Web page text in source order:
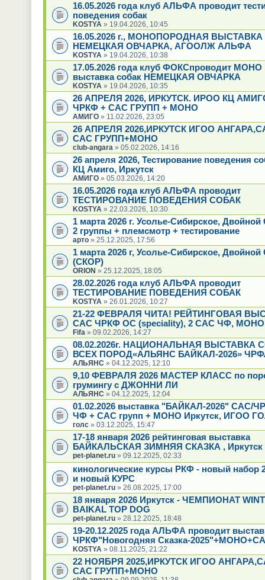
16.05.2026 года клуб АЛЬФА проводит
поведения собак
KOSTYA » 19.04.2026, 10:45
16.05.2026 г., МОНОПОРОДНАЯ ВЫСТАВКА
НЕМЕЦКАЯ ОВЧАРКА, АГООЛЖ АЛЬФА
KOSTYA » 19.04.2026, 10:38
17.05.2026 года клуб ФОКСпроводит МОНО
выставка собак НЕМЕЦКАЯ ОВЧАРКА
KOSTYA » 19.04.2026, 10:35
26 АПРЕЛЯ 2026, ИРКУТСК. ИРОО КЦ
ЧРКФ + САС ГРУПП + МОНО
АМИГО» 11.02.2026, 23:05
26 АПРЕЛЯ 2026,ИРКУТСК ИГОО
САС ГРУПП+МОНО
club-angara » 05.02.2026, 14:16
26 апреля 2026, Тестирование поведения
КЦ Амиго, Иркутск
АМИГО» 05.03.2026, 14:20
16.05.2026 года клуб АЛЬФА проводит
ТЕСТИРОВАНИЕ ПОВЕДЕНИЯ СОБАК
KOSTYA » 22.03.2026, 10:30
1 марта 2026 г. Усолье-Сибирское,
2 группы + племсмотр + тестирование
арто» 25.12.2025, 17:56
1 марта 2026 г, Усолье-Сибирское,
(СКОР)
ORION » 25.12.2025, 18:05
28.02.2026 года клуб АЛЬФА проводит
ТЕСТИРОВАНИЕ ПОВЕДЕНИЯ СОБАК
KOSTYA » 26.01.2026, 10:27
21-22 ФЕВРАЛЯ ЧИТА! РЕЙТИНГОВАЯ
САС ЧРКФ ОС (speciality), 2 САС ЧФ,
Fifa » 09.02.2026, 14:27
08.02.2026г. НАЦИОНАЛЬНАЯ ВЫСТАВКА
ВСЕХ ПОРОД«АЛЬЯНС БАЙКАЛ-2026»
АЛЬЯНС » 04.12.2025, 12:10
9,10 ФЕВРАЛЯ 2026 МАСТЕР КЛАСС по
грумингу с ДЖОННИ ЛИ
АЛЬЯНС » 04.12.2025, 12:04
01.02.2026 выставка "БАЙКАЛ-2026" САС/
ЧФ + САС групп + МОНО Иркутск, ИГОО
голс» 03.12.2025, 15:47
17-18 января 2026 рейтинговая выставка
БАЙКАЛЬСКАЯ ЗИМНЯЯ СКАЗКА , Иркутск
pet-planet.ru» 09.12.2025, 02:33
кинологические курсы РКФ - новый набор
и новый КУРС
pet-planet.ru» 26.08.2025, 17:00
18 января 2026 Иркутск - ЧЕМПИОНАТ
BAIKAL TOP DOG
pet-planet.ru» 28.12.2025, 18:48
19-20.12.2025 года АЛЬФА проводит
ЧРКФ"Новогодняя Сказка-
KOSTYA » 08.11.2025, 21:22
22 НОЯБРЯ 2025,ИРКУТСК ИГОО
САС ГРУПП+МОНО